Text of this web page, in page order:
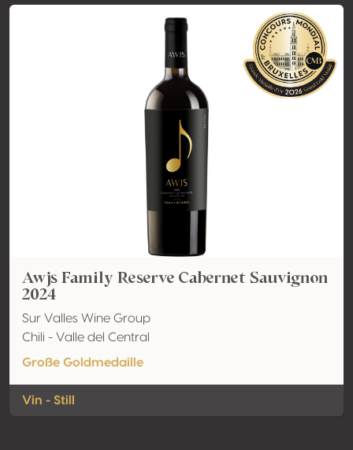
Awjs Family Reserve Cabernet Sauvignon
2024
Sur Valles Wine Group
Chili - Valle del Central
Große Goldmedaille
Vin - Still